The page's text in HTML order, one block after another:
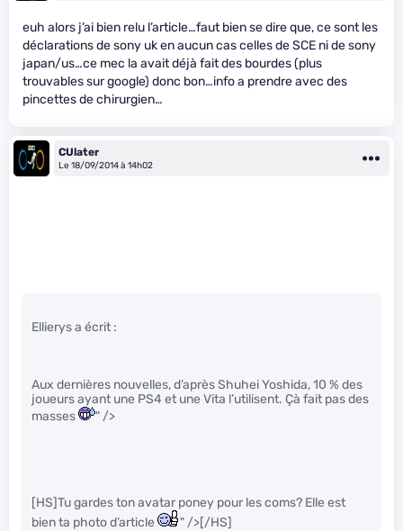
euh alors j’ai bien relu l’article…faut bien se dire que, ce sont les
déclarations de sony uk en aucun cas celles de SCE ni de sony
japan/us…ce mec la avait déjà fait des bourdes (plus
trouvables sur google) donc bon…info a prendre avec des
pincettes de chirurgien…
CUlater
Le 18/09/2014 à 14h02
Ellierys a écrit :
Aux dernières nouvelles, d’après Shuhei Yoshida, 10 % des
joueurs ayant une PS4 et une Vita l’utilisent. Çà fait pas des
masses
" />
[HS]Tu gardes ton avatar poney pour les coms? Elle est
bien ta photo d’article
" />[/HS]